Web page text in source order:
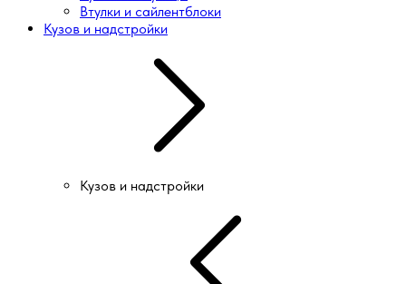
Втулки и сайлентблоки
Кузов и надстройки
Кузов и надстройки